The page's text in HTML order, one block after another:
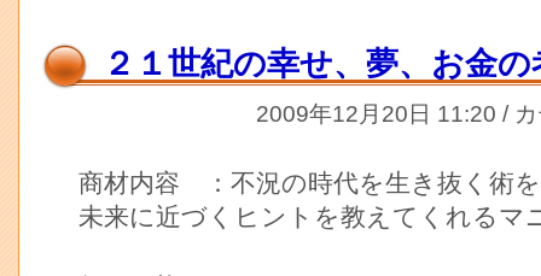
２１世紀の幸せ、夢、お金
2009年12月20日 11:20 /
商材内容 ：不況の時代を生き抜く術
未来に近づくヒントを教えてくれるマ